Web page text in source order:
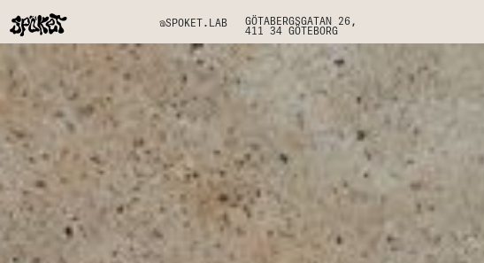
@SPOKET.LAB GÖTABERGSGATAN 26,
411 34 GÖTEBORG